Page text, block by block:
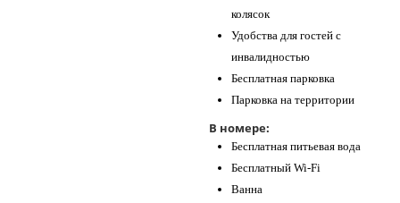
колясок
Удобства для гостей с
инвалидностью
Бесплатная парковка
Парковка на территории
В номере:
Бесплатная питьевая вода
Бесплатный Wi-Fi
Ванна